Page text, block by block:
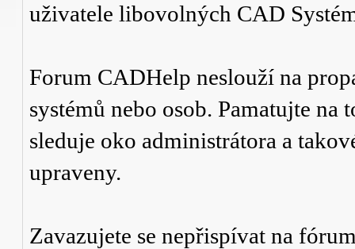
uživatele libovolných CAD
Forum CADHelp neslouží na
systémů nebo osob. Pamatujte
sleduje oko administrátora a
upraveny.
Zavazujete se nepřispívat na